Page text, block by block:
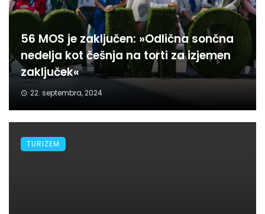
56 MOS je zaključen: »Odlična sončna
nedelja kot češnja na torti za izjemen
zaključek«
22. septembra, 2024
TURIZEM